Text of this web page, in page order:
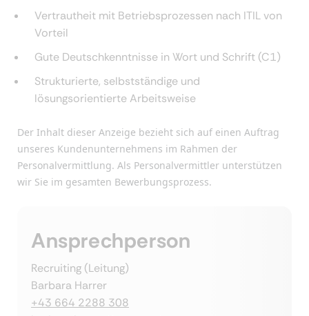
Vertrautheit mit Betriebsprozessen nach ITIL von
Vorteil
Gute Deutschkenntnisse in Wort und Schrift (C1)
Strukturierte, selbstständige und
lösungsorientierte Arbeitsweise
Der Inhalt dieser Anzeige bezieht sich auf einen Auftrag
unseres Kundenunternehmens im Rahmen der
Personalvermittlung. Als Personalvermittler unterstützen
wir Sie im gesamten Bewerbungsprozess.
Ansprechperson
Recruiting (Leitung)
Barbara Harrer
+43 664 2288 308